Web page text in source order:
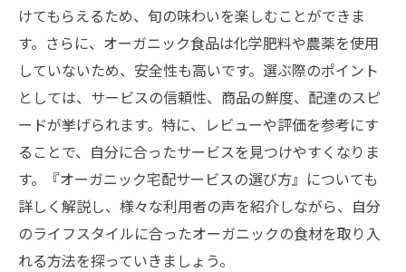
けてもらえるため、旬の味わいを楽しむことができま
す。さらに、オーガニック食品は化学肥料や農薬を使用
していないため、安全性も高いです。選ぶ際のポイント
としては、サービスの信頼性、商品の鮮度、配達のスピ
ードが挙げられます。特に、レビューや評価を参考にす
ることで、自分に合ったサービスを見つけやすくなりま
す。『オーガニック宅配サービスの選び方』についても
詳しく解説し、様々な利用者の声を紹介しながら、自分
のライフスタイルに合ったオーガニックの食材を取り入
れる方法を探っていきましょう。